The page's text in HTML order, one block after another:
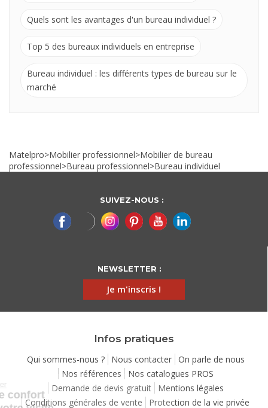
Quels sont les avantages d'un bureau individuel ?
Top 5 des bureaux individuels en entreprise
Bureau individuel : les différents types de bureau sur le
marché
Matelpro>Mobilier professionnel>Mobilier de bureau
professionnel>Bureau professionnel>Bureau individuel
SUIVEZ-NOUS :
NEWSLETTER :
Je m'inscris !
Infos pratiques
Qui sommes-nous ? Nous contacter
On parle de nous
Nos références
Nos catalogues PROS
Demande de devis gratuit
Mentions légales
Conditions générales de vente
Protection de la vie privée
Continuer sans accepter
Chez Matelpro, le confort